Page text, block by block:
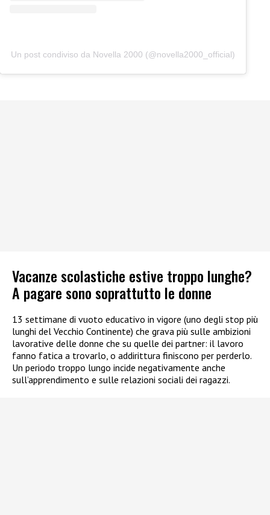
Un post condiviso da Novella 2000 (@novella2000_official)
Vacanze scolastiche estive troppo lunghe?
A pagare sono soprattutto le donne
13 settimane di vuoto educativo in vigore (uno degli stop più
lunghi del Vecchio Continente) che grava più sulle ambizioni
lavorative delle donne che su quelle dei partner: il lavoro
fanno fatica a trovarlo, o addirittura finiscono per perderlo.
Un periodo troppo lungo incide negativamente anche
sull’apprendimento e sulle relazioni sociali dei ragazzi.